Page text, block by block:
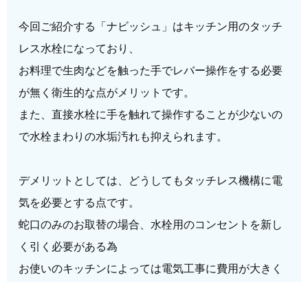
今回ご紹介する「ナビッシュ」はキッチン用のタッチ
レス水栓になっており、
お料理で生肉などを触った手でレバー操作をする必要
が無く衛生的な点がメリットです。
また、直接水栓に手を触れて操作することが少ないの
で水栓まわりの水垢汚れも抑えられます。
デメリットとしては、どうしてもタッチレス機構に電
気を必要とする点です。
蛇口のみのお取替の場合、水栓用のコンセントを新し
く引く必要がある為
お使いのキッチンによっては電気工事に費用が大きく